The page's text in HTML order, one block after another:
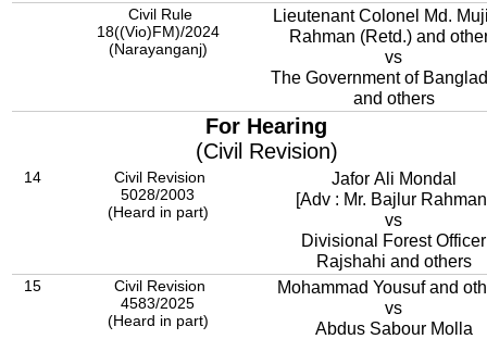
Civil Rule
18((Vio)FM)/2024
(Narayanganj)
Lieutenant Colonel Md.
Rahman (Retd.) and
vs
The Government of
and others
For Hearing
(Civil Revision)
14
Civil Revision
5028/2003
(Heard in part)
Jafor Ali Mondal
[Adv : Mr. Bajlur
vs
Divisional Forest Officer
Rajshahi and others
15
Civil Revision
4583/2025
(Heard in part)
Mohammad Yousuf and
vs
Abdus Sabour Molla